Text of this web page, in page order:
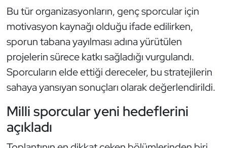
Bu tür organizasyonların, genç sporcular için
motivasyon kaynağı olduğu ifade edilirken,
sporun tabana yayılması adına yürütülen
projelerin sürece katkı sağladığı vurgulandı.
Sporcuların elde ettiği dereceler, bu stratejilerin
sahaya yansıyan sonuçları olarak değerlendirildi.
Milli sporcular yeni hedeflerini
açıkladı
Ragbi
Satranç
Sualtı Sporları
Tekvando
Tenis